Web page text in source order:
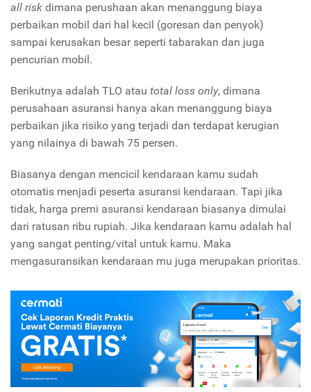
all risk dimana perushaan akan menanggung biaya
perbaikan mobil dari hal kecil (goresan dan penyok)
sampai kerusakan besar seperti tabarakan dan juga
pencurian mobil.
Berikutnya adalah TLO atau total loss only, dimana
perusahaan asuransi hanya akan menanggung biaya
perbaikan jika risiko yang terjadi dan terdapat kerugian
yang nilainya di bawah 75 persen.
Biasanya dengan mencicil kendaraan kamu sudah
otomatis menjadi peserta asuransi kendaraan. Tapi jika
tidak, harga premi asuransi kendaraan biasanya dimulai
dari ratusan ribu rupiah. Jika kendaraan kamu adalah hal
yang sangat penting/vital untuk kamu. Maka
mengasuransikan kendaraan mu juga merupakan prioritas.